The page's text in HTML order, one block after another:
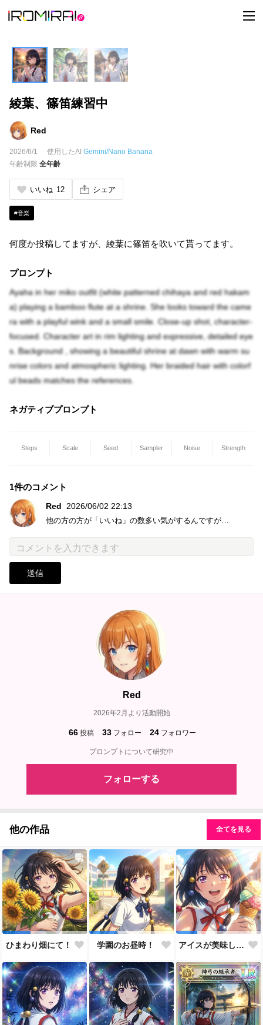
t
o
綾葉、篠笛練習中
Red
2026/6/1 使用したAI Gemini/Nano Banana
年齢制限 全年齢
いいね 12 シェア
#音楽
何度か投稿してますが、綾葉に篠笛を吹いて貰ってます。
プロンプト
Ayaha in her miko outfit (white patterned chihaya and red hakam
a) playing a bamboo flute at a shrine. She looks toward the came
ra with a playful wink and a small smile. Close-up shot, character-
focused. Character art in rim lighting and expressive, detailed eye
s. Background , showing a beautiful shrine at dawn with warm su
nrise colors and atmospheric lighting. Her braided hair with colorf
ul beads matches the references.
ネガティブプロンプト
Steps Scale Seed Sampler Noise Strength
1件のコメント
Red 2026/06/02 22:13
他の方の方が「いいね」の数多い気がするんですが…
送信
Red
2026年2月より活動開始
66 投稿 33 フォロー 24 フォロワー
プロンプトについて研究中
フォローする
他の作品 全てを見る
ひまわり畑にて！ 学園のお昼時！ アイスが美味しい季節です